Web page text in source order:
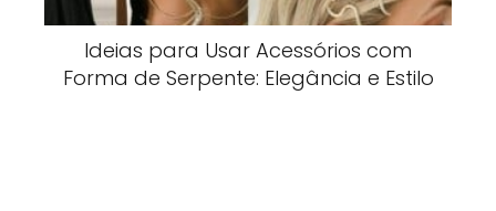
Ideias para Usar Acessórios com
Forma de Serpente: Elegância e Estilo